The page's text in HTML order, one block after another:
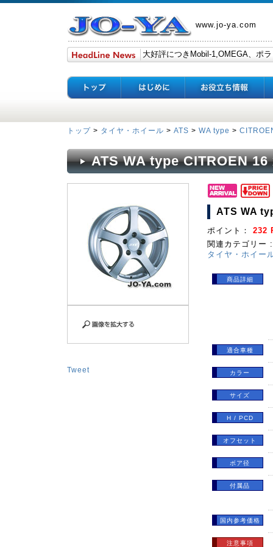
www.jo-ya.com
トップ > タイヤ・ホイール > ATS > WA type >
ATS WA type CITROEN 16
Tweet
ATS WA
ポイント： 232
関連カテゴリー :
タイヤ・ホイー
商品詳細
適合車種
カラー
サイズ
H / PCD
オフセット
ボア径
付属品
国内参考価格
注意事項